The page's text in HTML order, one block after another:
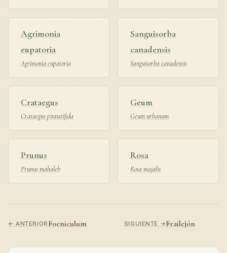
Agrimonia
eupatoria
Agrimonia eupatoria
Sanguisorba
canadensis
Sanguisorba canadensis
Crataegus
Crataegus pinnatifida
Geum
Geum urbanum
Prunus
Prunus mahaleb
Rosa
Rosa majalis
← ANTERIORFoeniculum SIGUIENTE →Frailejón